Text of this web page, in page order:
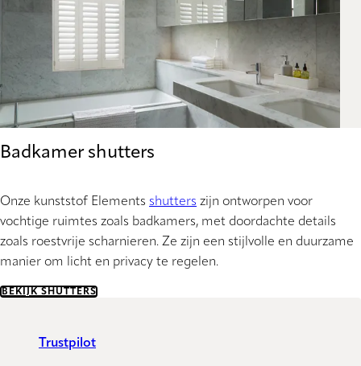
Badkamer shutters
Onze kunststof Elements shutters zijn ontworpen voor
vochtige ruimtes zoals badkamers, met doordachte details
zoals roestvrije scharnieren. Ze zijn een stijlvolle en duurzame
manier om licht en privacy te regelen.
BEKIJK SHUTTERS
Trustpilot